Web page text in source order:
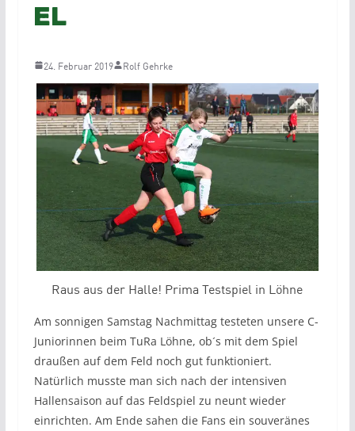
el
24. Februar 2019 Rolf Gehrke
Raus aus der Halle! Prima Testspiel in Löhne
Am sonnigen Samstag Nachmittag testeten unsere C-
Juniorinnen beim TuRa Löhne, ob´s mit dem Spiel
draußen auf dem Feld noch gut funktioniert.
Natürlich musste man sich nach der intensiven
Hallensaison auf das Feldspiel zu neunt wieder
einrichten. Am Ende sahen die Fans ein souveränes